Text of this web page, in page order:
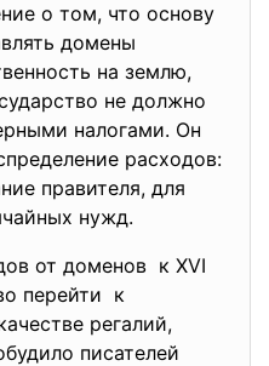
о том, что основу
домены
на землю,
не должно
налогами. Он
расходов:
правителя, для
нужд.
от доменов к XVI
перейти к
регалий,
писателей